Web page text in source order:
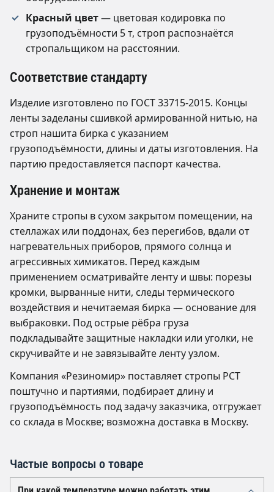
Красный цвет— цветовая кодировка по
грузоподъёмности 5 т, строп распознаётся
стропальщиком на расстоянии.
Соответствие стандарту
Изделие изготовлено по ГОСТ 33715-2015. Концы
ленты заделаны сшивкой армированной нитью, на
строп нашита бирка с указанием
грузоподъёмности, длины и даты изготовления. На
партию предоставляется паспорт качества.
Хранение и монтаж
Храните стропы в сухом закрытом помещении, на
стеллажах или поддонах, без перегибов, вдали от
нагревательных приборов, прямого солнца и
агрессивных химикатов. Перед каждым
применением осматривайте ленту и швы: порезы
кромки, вырванные нити, следы термического
воздействия и нечитаемая бирка — основание для
выбраковки. Под острые рёбра груза
подкладывайте защитные накладки или уголки, не
скручивайте и не завязывайте ленту узлом.
Компания «Резиномир» поставляет стропы РСТ
поштучно и партиями, подбирает длину и
грузоподъёмность под задачу заказчика, отгружает
со склада в Москве; возможна доставка в Москву.
Частые вопросы о товаре